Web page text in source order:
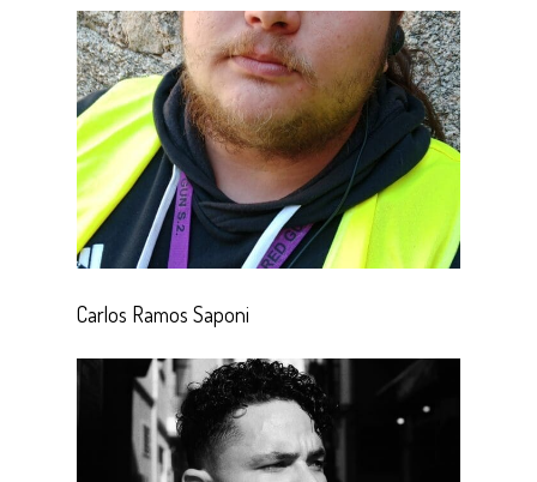
Carlos Ramos Saponi